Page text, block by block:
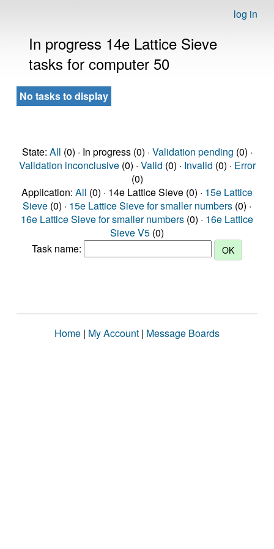
log in
In progress 14e Lattice Sieve
tasks for computer 50
No tasks to display
State: All (0) · In progress (0) · Validation pending (0) ·
Validation inconclusive(0) · Valid (0) · Invalid (0) · Error
(0)
Application: All (0) · 14e Lattice Sieve (0) · 15e Lattice
Sieve (0) · 15e Lattice Sieve for smaller numbers (0) ·
16e Lattice Sieve for smaller numbers (0) · 16e Lattice
Sieve V5 (0)
Task name:
Home | My Account | Message Boards